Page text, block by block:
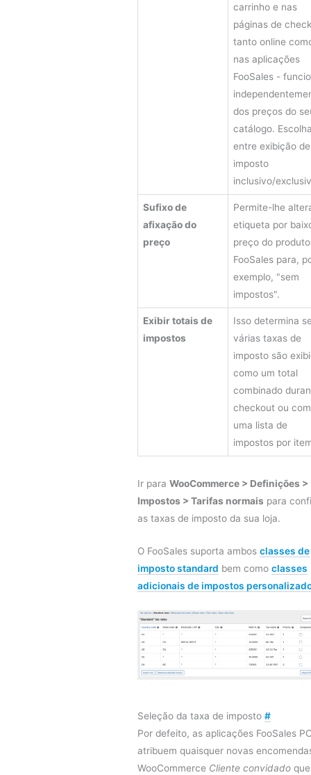
carrinho e nas
páginas de
tanto online
nas aplicações
FooSales -
dos preços do
catálogo.
entre exibição de
imposto
inclusivo/
Sufixo de
afixação do
preço
Permite-lhe
etiqueta por
preço do
FooSales para,
exemplo, "sem
impostos".
Exibir totais de
impostos
Isso determina
várias taxas de
imposto são
como um total
combinado
checkout ou
uma lista de
impostos por
Ir para WooCommerce > Definições >
Impostos > Tarifas normais para
as taxas de imposto da sua loja.
O FooSales suporta ambos classes de
imposto standard bem como classes
adicionais de impostos
Seleção da taxa de imposto #
Por defeito, as aplicações FooSales
atribuem quaisquer novas
WooCommerce Cliente convidado que